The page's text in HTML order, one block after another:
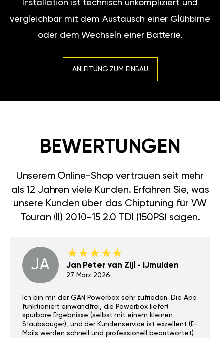
Installation ist technisch unkompliziert und
vergleichbar mit dem Austausch einer Glühbirne
oder dem Wechseln einer Batterie.
ANLEITUNG ZUM EINBAU
BEWERTUNGEN
Unserem Online-Shop vertrauen seit mehr
als 12 Jahren viele Kunden. Erfahren Sie, was
unsere Kunden über das Chiptuning für VW
Touran (II) 2010-15 2.0 TDI (150PS) sagen.
JA Jan Peter van Zijl - IJmuiden
27 März 2026
Ich bin mit der GÄN Powerbox sehr zufrieden. Die App
funktioniert einwandfrei, die Powerbox liefert
spürbare Ergebnisse (selbst mit einem kleinen
Staubsauger), und der Kundenservice ist exzellent (E-
Mails werden schnell und professionell beantwortet).